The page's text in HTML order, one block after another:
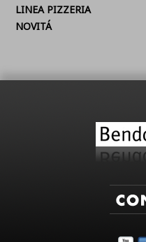
LINEA PIZZERIA
NOVITÁ